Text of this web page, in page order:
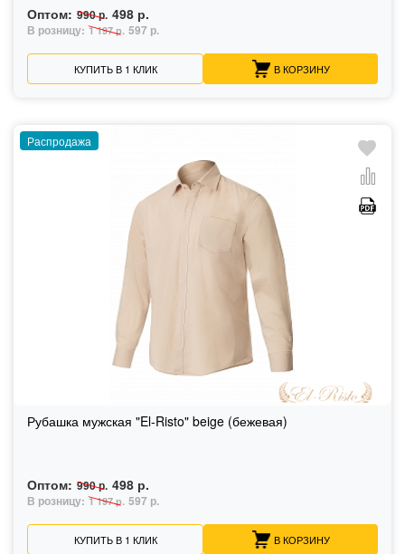
Оптом: 990 р. 498 р.
В розницу: 1 197 р. 597 р.
КУПИТЬ В 1 КЛИК В КОРЗИНУ
Распродажа
Рубашка мужская "El-Risto" beige (бежевая)
Оптом: 990 р. 498 р.
В розницу: 1 197 р. 597 р.
КУПИТЬ В 1 КЛИК В КОРЗИНУ